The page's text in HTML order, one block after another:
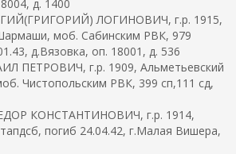
д. 1400
ЛОГИНОВИЧ, г.р. 1915,
моб. Сабинским РВК, 979
д.Вязовка, оп. 18001, д. 536
ПЕТРОВИЧ, г.р. 1909, Альметьевский
Чистопольским РВК, 399 сп,111 сд,
КОНСТАНТИНОВИЧ, г.р. 1914,
погиб 24.04.42, г.Малая Вишера,